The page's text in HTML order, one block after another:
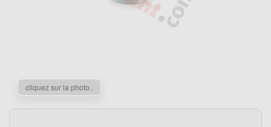
cliquez sur la photo..